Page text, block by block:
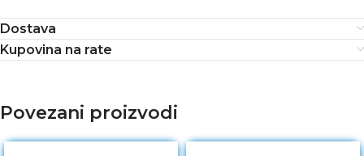
Dostava
Kupovina na rate
Povezani proizvodi